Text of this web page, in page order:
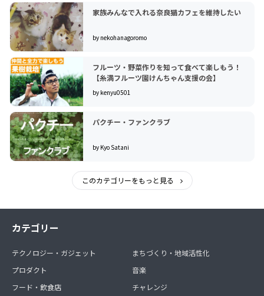
家族みんなで入れる奈良猫カフェを維持したい
by nekohanagoromo
フルーツ・野菜作りを知って食べて楽しもう！
【糸満フルーツ園けんちゃん支援の会】
by kenyu0501
パクチー・ファンクラブ
by Kyo Satani
このカテゴリーをもっと見る
カテゴリー
テクノロジー・ガジェット
プロダクト
フード・飲食店
まちづくり・地域活性化
音楽
チャレンジ